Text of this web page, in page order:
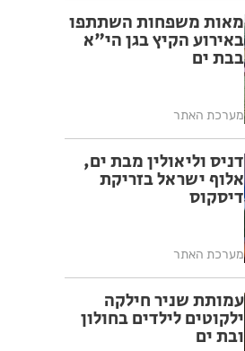
מאות משפחות השתתפו
באירוע הקיץ בגן הי"א
בבת ים
מערכת האתר
דניס וליאולין מבת ים,
אלוף ישראל בזריקת
דיסקוס
מערכת האתר
עמותת שניר חילקה
ילקוטים לילדים בחולון
ובת ים